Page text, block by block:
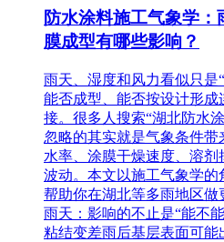
防水涂料施工气象学
膜成型有哪些影响？
雨天、湿度和风力看似只是
能否成型、能否按设计形
接。很多人搜索“湖北防水
忽略的其实就是气象条件
水率、涂膜干燥速度、溶
波动。本文以施工气象学的
帮助你在湖北等多雨地区做
雨天：影响的不止是“能不
粘结变差雨后基层表面可能